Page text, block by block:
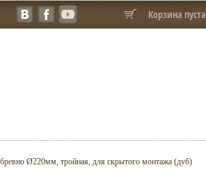
Корзина пуста
Ø220мм, тройная, для скрытого монтажа (дуб)